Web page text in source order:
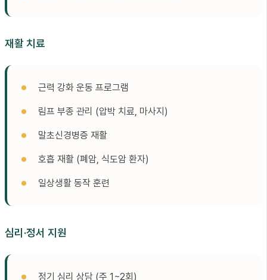
재활 치료
근력 강화 운동 프로그램
림프 부종 관리 (압박 치료, 마사지)
말초신경병증 재활
호흡 재활 (폐암, 식도암 환자)
일상생활 동작 훈련
심리·정서 지원
정기 심리 상담 (주 1~2회)